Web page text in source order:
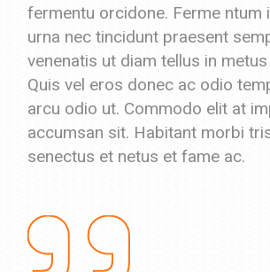
fermentu orcidone. Ferme ntum
urna nec tincidunt praesent
venenatis ut diam tellus in
Quis vel eros donec ac odio
arcu odio ut. Commodo elit at
accumsan sit. Habitant morbi
senectus et netus et fame ac.